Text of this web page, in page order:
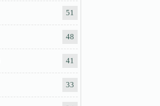
51
48
41
33